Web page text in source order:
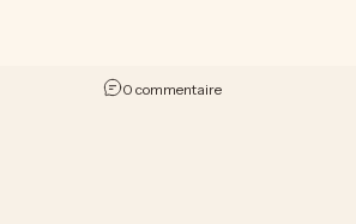
0 commentairesur Café 101 :